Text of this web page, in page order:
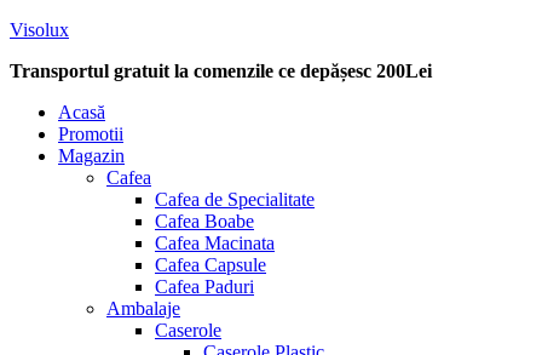
Visolux
Transportul gratuit la comenzile ce depășesc 200Lei
Menu
Acasă
Promotii
Magazin
Cafea
Cafea de Specialitate
Cafea Boabe
Cafea Macinata
Cafea Capsule
Cafea Paduri
Ambalaje
Caserole